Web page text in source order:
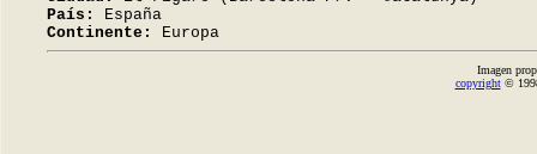
País:
España
Continente:
Europa
Imagen
copyright©